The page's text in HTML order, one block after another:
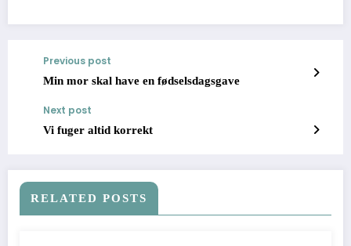
Previous post
Min mor skal have en fødselsdagsgave
Next post
Vi fuger altid korrekt
RELATED POSTS